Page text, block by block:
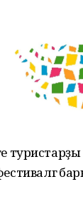
туристарҙы